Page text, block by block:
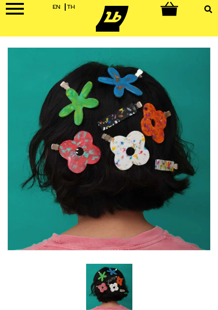
EN TH